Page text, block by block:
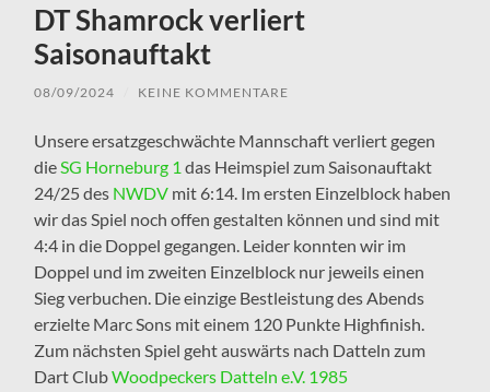
DT Shamrock verliert
Saisonauftakt
08/09/2024 KEINE KOMMENTARE
Unsere ersatzgeschwächte Mannschaft verliert gegen
dieSG Horneburg 1 das Heimspiel zum Saisonauftakt
24/25 des NWDV mit 6:14. Im ersten Einzelblock haben
wir das Spiel noch offen gestalten können und sind mit
4:4 in die Doppel gegangen. Leider konnten wir im
Doppel und im zweiten Einzelblock nur jeweils einen
Sieg verbuchen. Die einzige Bestleistung des Abends
erzielte Marc Sons mit einem 120 Punkte Highfinish.
Zum nächsten Spiel geht auswärts nach Datteln zum
Dart ClubWoodpeckers Datteln e.V. 1985